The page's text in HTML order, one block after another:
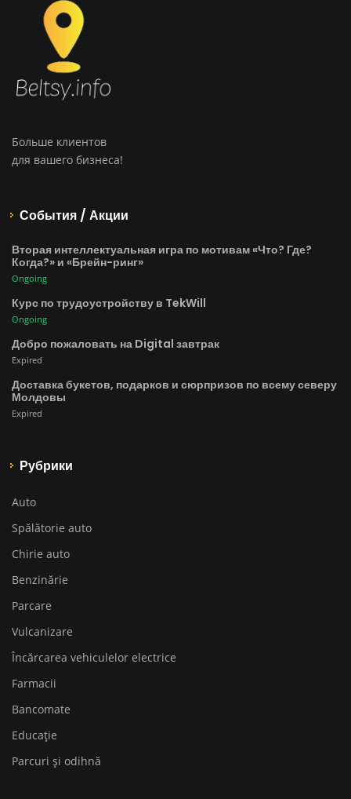
Больше клиентов
для вашего бизнеса!
События / Акции
Вторая интеллектуальная игра по мотивам «Что? Где?
Когда?» и «Брейн-ринг»
Ongoing
Курс по трудоустройству в TekWill
Ongoing
Добро пожаловать на Digital завтрак
Expired
Доставка букетов, подарков и сюрпризов по всему северу
Молдовы
Expired
Рубрики
Auto
Spălătorie auto
Chirie auto
Benzinărie
Parcare
Vulcanizare
Încărcarea vehiculelor electrice
Farmacii
Bancomate
Educaţie
Parcuri și odihnă